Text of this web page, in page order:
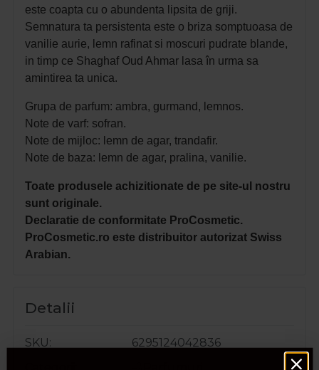
este coapta cu o abundenta lipsita de griji.
Semnatura ta persistenta este o briza somptuoasa de
vanilie aurie, lemn rafinat si moscuri pudrate blande,
in timp ce Shaghaf Oud Ahmar lasa în urma sa
amintirea ta unica.
Grupa de parfum: ambra, gurmand, lemnos.
Note de varf: sofran.
Note de mijloc: lemn de agar, trandafir.
Note de baza: lemn de agar, pralina, vanilie.
Toate produsele achizitionate de pe site-ul nostru
sunt originale.
Declaratie de conformitate ProCosmetic.
ProCosmetic.ro este distribuitor autorizat Swiss
Arabian.
Detalii
SKU
6295124042836